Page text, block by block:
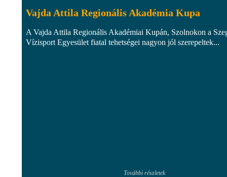
Vajda Attila Regionális Akadémia Kupa
A Vajda Attila Regionális Akadémiai Kupán, Szolnokon a
Vízisport Egyesület fiatal tehetségei nagyon jól szerepeltek...
További részletek